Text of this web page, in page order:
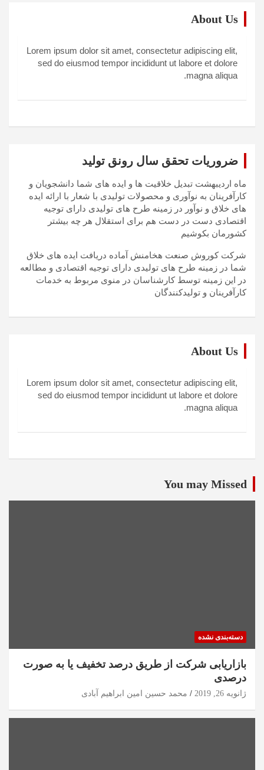
About Us
Lorem ipsum dolor sit amet, consectetur adipiscing elit,
sed do eiusmod tempor incididunt ut labore et dolore
magna aliqua.
ضروریات تحقق سال رونق تولید
ماه اردیبهشت تبدیل خلاقیت ها و ایده های شما دانشجویان و
کارآفرینان به نوآوری و محصولات تولیدی با شعار با ارائه ایده
های خلاق و نوآور در زمینه طرح های تولیدی دارای توجیه
اقتصادی دست در دست هم برای استقلال هر چه بیشتر
کشورمان بکوشیم
شرکت کوروش صنعت هخامنش آماده دریافت ایده های خلاق
شما در زمینه طرح های تولیدی دارای توجیه اقتصادی و مطالعه
در این زمینه توسط کارشناسان در منوی مربوط به خدمات
کارآفرینان و تولیدکنندگان
About Us
Lorem ipsum dolor sit amet, consectetur adipiscing elit,
sed do eiusmod tempor incididunt ut labore et dolore
magna aliqua.
You may Missed
دسته‌بندی نشده
بازاریابی شرکت از طریق درصد تخفیف یا به صورت
درصدی
ژانویه 26, 2019 محمد حسین امین ابراهیم آبادی